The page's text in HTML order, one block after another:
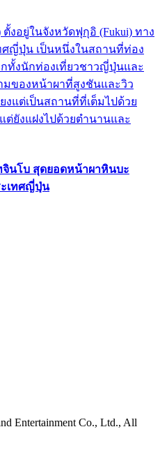
งอยู่ในจังหวัดฟุกุอิ (Fukui) ทาง
ญี่ปุ่น เป็นหนึ่งในสถานที่ท่อง
ทั้งนักท่องเที่ยวชาวญี่ปุ่นและ
มของหน้าผาที่สูงชันและวิว
แต่เป็นสถานที่ที่เต็มไปด้วย
ยังแฝงไปด้วยตำนานและ
จินโบ สุดยอดหน้าผาหินบะ
เทศญี่ปุ่น
Entertainment Co., Ltd., All